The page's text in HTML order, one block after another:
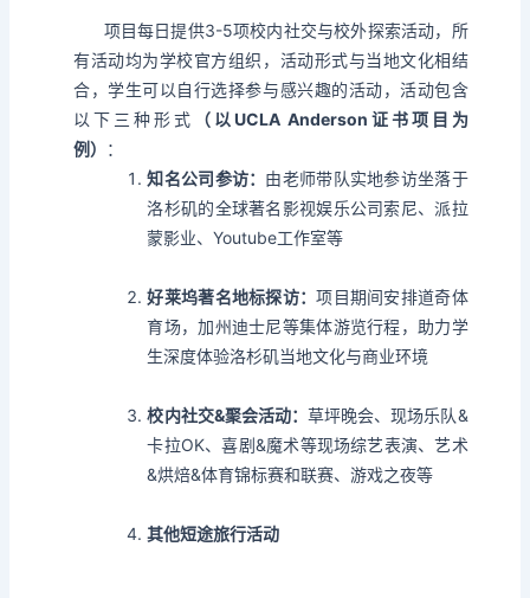
项目每日提供3-5项校内社交与校外探索活动，所
有活动均为学校官方组织，活动形式与当地文化相结
合，学生可以自行选择参与感兴趣的活动，活动包含
以下三种形式
（以UCLA Anderson证书项目为
例） ：
知名公司参访： 由老师带队实地参访坐落于
洛杉矶的全球著名影视娱乐公司索尼、派拉
蒙影业、Youtube工作室等
好莱坞著名地标探访：项目期间安排道奇体
育场，加州迪士尼等集体游览行程，助力学
生深度体验洛杉矶当地文化与商业环境
校内社交&聚会活动：草坪晚会、现场乐队&
卡拉OK、喜剧&魔术等现场综艺表演、艺术
&烘焙&体育锦标赛和联赛、游戏之夜等
其他短途旅行活动